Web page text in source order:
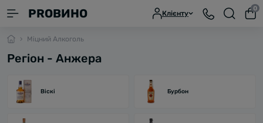
PROВИНО Клієнту
0
Міцний Алкоголь
Регіон - Анжера
Віскі Бурбон